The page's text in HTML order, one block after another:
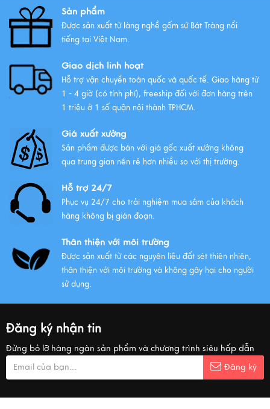
SẢN PHẨM MỸ NGHỆ CHO
DOANH NGHIỆP
Xem thêm
Sản phẩm
Được sản xuất từ làng nghề gốm sứ Bát Tràng nổi
tiếng tại Việt Nam.
Giao dịch linh hoạt
Hỗ trợ vận chuyển toàn quốc và quốc tế. Giao hàng từ
1 - 4 giờ (có tính phí), freeship đối với đơn hàng trên
1 triệu ở 1 số quận nội thành TPHCM.
Giá xuất xưởng
Sản phẩm được bán với giá gốc xuất xưởng không
qua trung gian nên rẻ hơn nhiều so với thị trường.
Hỗ trợ 24/7
Phục vụ 24/7 cho trải nghiệm mua sắm của khách
hàng không bị gián đoạn.
Thân thiện với môi trường
Được sản xuất từ các nguyên liệu đất sét thiên nhiên,
thân thiện với môi trường và không gây hại cho người
sử dụng.
Đăng ký nhận tin
Đừng bỏ lỡ hàng ngàn sản phẩm và chương trình siêu hấp dẫn
Đăng ký